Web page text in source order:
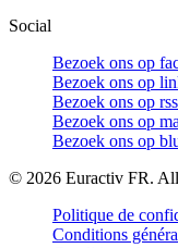
Social
Bezoek ons op
Bezoek ons op
Bezoek ons op
Bezoek ons op
Bezoek ons op
© 2026 Euractiv FR.
Politique de
Conditions